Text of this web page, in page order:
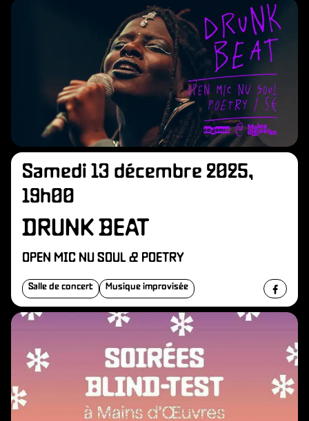
Samedi 13 décembre 2025,
19h00
DRUNK BEAT
OPEN MIC NU SOUL & POETRY
Salle de concert Musique improvisée